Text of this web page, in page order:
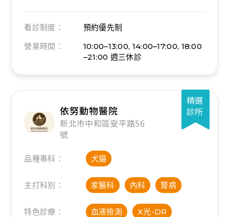
看診制度：
預約優先制
營業時間：
10:00–13:00, 14:00–17:00, 18:00
–21:00 週三休診
精選
診所
依努動物醫院
新北市中和區安平路56
號
品種專科： 犬貓
主打科別： 家醫科 內科 腎病
特色診療： 血液檢測
X光-DR